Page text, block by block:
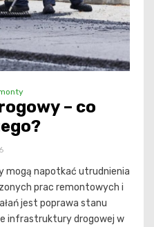
– co
mogą napotkać utrudnienia
prac remontowych i
jest poprawa stanu
infrastruktury drogowej w